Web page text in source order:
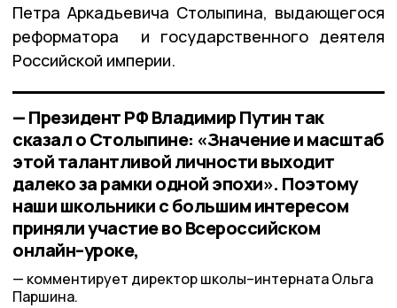
Петра Аркадьевича Столыпина, выдающегося
реформатора и государственного деятеля
Российской империи.
— Президент РФ Владимир Путин так
сказал о Столыпине: «Значение и масштаб
этой талантливой личности выходит
далеко за рамки одной эпохи». Поэтому
наши школьники с большим интересом
приняли участие во Всероссийском
онлайн–уроке,
комментирует директор школы–интерната Ольга
Паршина.